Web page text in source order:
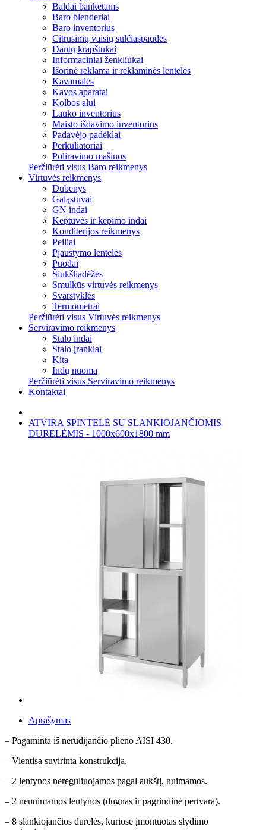
Baldai banketams
Baro blenderiai
Baro inventorius
Citrusinių vaisių sulčiaspaudės
Dantų krapštukai
Informaciniai ženkliukai
Išorinė reklama ir reklaminės lentelės
Kavamalės
Kavos aparatai
Kolbos alui
Lauko inventorius
Maisto išdavimo inventorius
Padavėjo padėklai
Perkuliatoriai
Poliravimo mašinos
Peržiūrėti visus Baro reikmenys
Virtuvės reikmenys
Dubenys
Galąstuvai
GN indai
Keptuvės ir kepimo indai
Konditerijos reikmenys
Peiliai
Pjaustymo lentelės
Puodai
Šiukšliadėžės
Smulkūs virtuvės reikmenys
Svarstyklės
Termometrai
Peržiūrėti visus Virtuvės reikmenys
Serviravimo reikmenys
Stalo indai
Stalo įrankiai
Kita
Indų nuoma
Peržiūrėti visus Serviravimo reikmenys
Kontaktai
ATVIRA SPINTELĖ SU SLANKIOJANČIOMIS
DURELĖMIS - 1000x600x1800 mm
Aprašymas
– Pagaminta iš nerūdijančio plieno AISI 430.
– Vientisa suvirinta konstrukcija.
– 2 lentynos nereguliuojamos pagal aukštį, nuimamos.
– 2 nenuimamos lentynos (dugnas ir pagrindinė pertvara).
– 8 slankiojančios durelės, kuriose įmontuotas slydimo